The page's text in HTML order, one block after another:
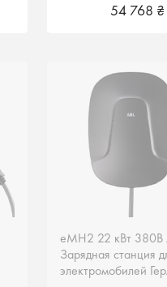
54 768 ₴
54 768 ₴
eMH2 22 кВт 380В
Зарядная станция
электромобилей
eMH2 22 кВт 380В
Зарядная станция
электромобилей